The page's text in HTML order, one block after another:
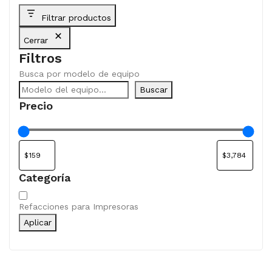
Filtrar productos
Cerrar
Filtros
Busca por modelo de equipo
Buscar
Precio
Categoría
Categoría
Refacciones para Impresoras
Aplicar